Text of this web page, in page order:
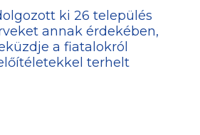
ki 26 település
annak érdekében,
a fiatalokról
terhelt